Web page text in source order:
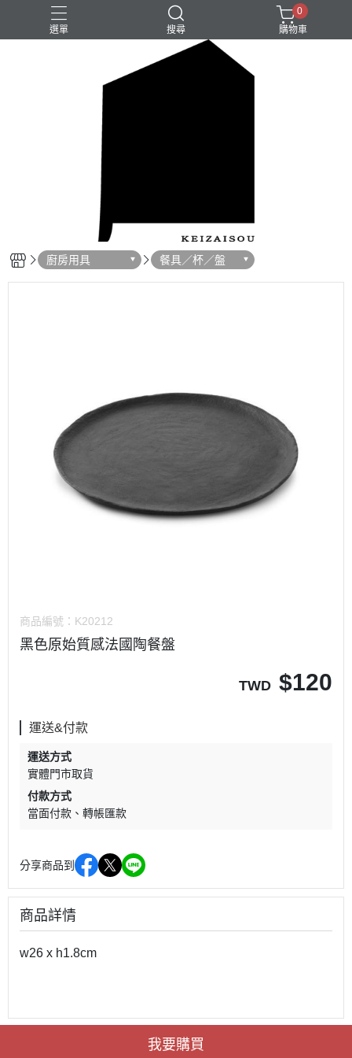
選單 搜尋
0
購物車
廚房用具 餐具／杯／盤
商品編號： K20212
黑色原始質感法國陶餐盤
TWD $120
運送&付款
運送方式
實體門市取貨
付款方式
當面付款
轉帳匯款
分享商品到
商品詳情
w26 x h1.8cm
我要購買